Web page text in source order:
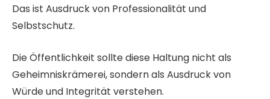
Das ist Ausdruck von Professionalität und
Selbstschutz.
Die Öffentlichkeit sollte diese Haltung nicht als
Geheimniskrämerei, sondern als Ausdruck von
Würde und Integrität verstehen.